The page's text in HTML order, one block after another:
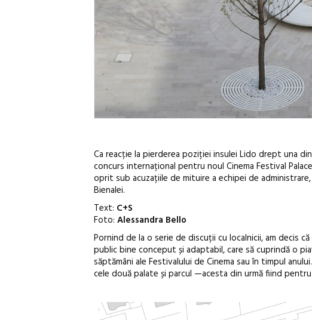
Ca reacție la pierderea poziției insulei Lido drept una
concurs internațional pentru noul Cinema Festival Palace
oprit sub acuzațiile de mituire a echipei de
Bienalei.
Text: C+S
Foto: Alessandra Bello
Pornind de la o serie de discuții cu localnicii, am decis
public bine conceput și adaptabil, care să cuprindă o
săptămâni ale Festivalului de Cinema sau în timpul
cele două palate și parcul —acesta din urmă fiind